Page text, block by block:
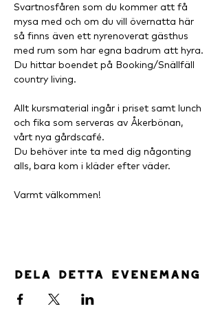
Svartnosfåren som du kommer att få
mysa med och om du vill övernatta här
så finns även ett nyrenoverat gästhus
med rum som har egna badrum att hyra.
Du hittar boendet på Booking/Snällfäll
country living.
Allt kursmaterial ingår i priset samt lunch
och fika som serveras av Åkerbönan,
vårt nya gårdscafé.
Du behöver inte ta med dig någonting
alls, bara kom i kläder efter väder.
Varmt välkommen!
Dela detta evenemang